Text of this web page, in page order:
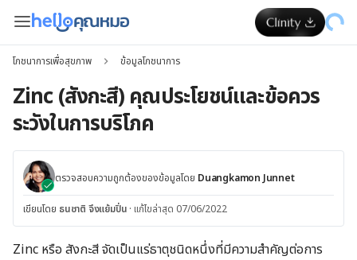
โภชนาการเพื่อสุขภาพ ข้อมูลโภชนาการ
Zinc (สังกะสี) คุณประโยชน์และข้อควร
ระวังในการบริโภค
ตรวจสอบความถูกต้องของข้อมูลโดย Duangkamon Junnet
เขียนโดย ธนชาติ จึงแย้มปิ่น · แก้ไขล่าสุด 07/06/2022
Zinc หรือ สังกะสี จัดเป็นแร่ธาตุชนิดหนึ่งที่มีความสำคัญต่อการ